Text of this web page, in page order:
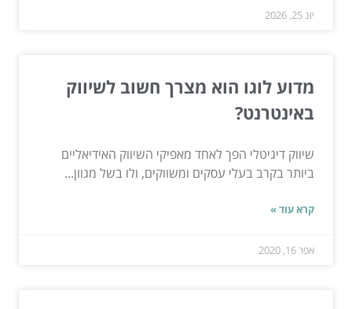
יונ 25, 2026
מדוע לוגו הוא מצרך חשוב לשיווק
באינטרנט?
שיווק דיגיטלי הפך לאחד מאפיקי השיווק האידיאליים
ביותר בקרב בעלי עסקים ומשווקים, ולו בשל מגוון...
קרא עוד »
אפר 16, 2020